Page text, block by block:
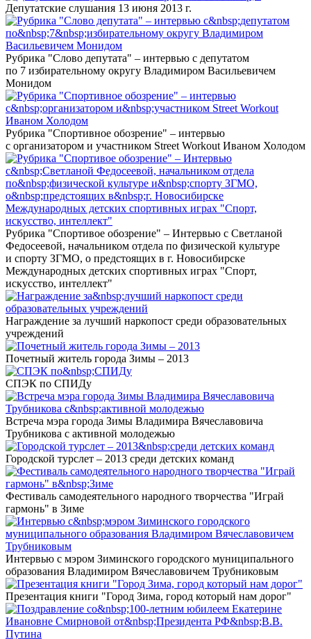
Депутатские слушания 13 июня 2013 г.
Рубрика "Слово депутата" – интервью с депутатом
по 7 избирательному округу Владимиром Васильевичем
Монидом
Рубрика "Спортивное обозрение" – интервью
с организатором и участником Street Workout Иваном Холодом
Рубрика "Спортивое обозрение" – Интервью с Светланой
Федосеевой, начальником отдела по физической культуре
и спорту ЗГМО, о предстоящих в г. Новосибирске
Международных детских спортивных играх "Спорт,
искусство, интеллект"
Награждение за лучший наркопост среди образовательных
учреждений
Почетный житель города Зимы – 2013
СПЭК по СПИДу
Встреча мэра города Зимы Владимира Вячеславовича
Трубникова с активной молодежью
Городской турслет – 2013 среди детских команд
Фестиваль самодеятельного народного творчества "Играй
гармонь" в Зиме
Интервью с мэром Зиминского городского муниципального
образования Владимиром Вячеславовичем Трубниковым
Презентация книги "Город Зима, город который нам дорог"